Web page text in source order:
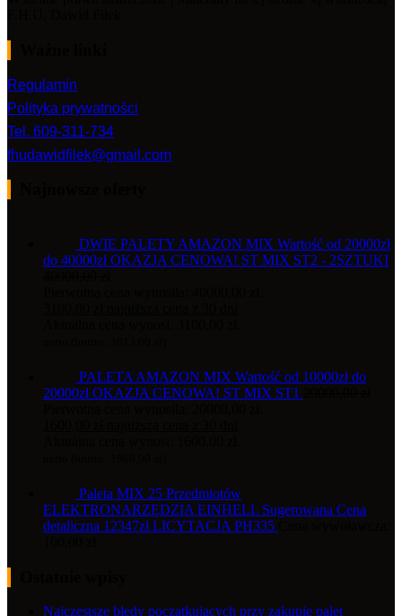
Regulamin
Polityka prywatności
Tel. 609-311-734
fhudawidfilek@gmail.com
DWIE PALETY AMAZON MIX Wartość od 20000zł
do 40000zł OKAZJA CENOWA! ST MIX ST2 - 2SZTUKI
PALETA AMAZON MIX Wartość od 10000zł do
20000zł OKAZJA CENOWA! ST MIX ST1
Paleta MIX 25 Przedmiotów
ELEKTRONARZĘDZIA EINHELL Sugerowana Cena
detaliczna 12347zł LICYTACJA PH335
Najczęstsze błędy początkujących przy zakupie palet